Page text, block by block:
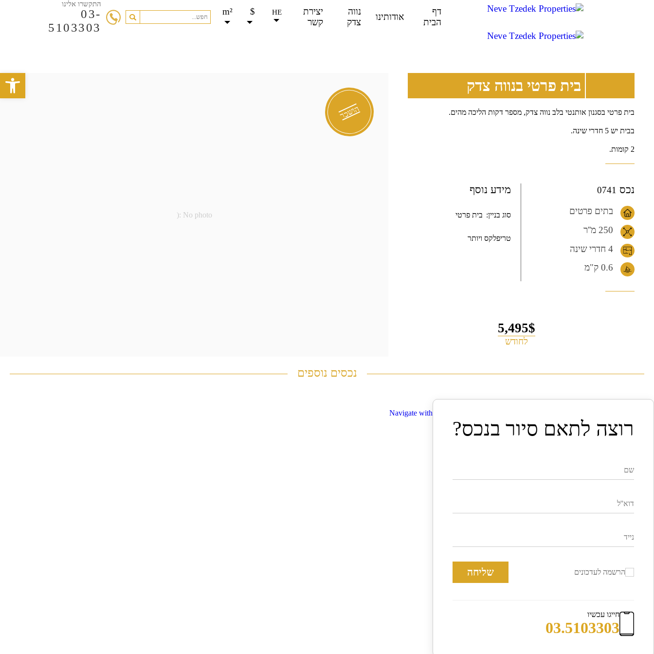
דף
הבית
אודותינו
נווה
צדק
יצירת
קשר
HE
$
m²
התקשרו אלינו
03-
5103303
הושכר
No photo :(
בית פרטי בנווה צדק
בית פרטי בסגנון אותנטי בלב נווה צדק, מספר דקות הליכה מהים.
בבית יש 5 חדרי שינה.
2 קומות.
נכס 0741
בתים פרטים
250 מ''ר
4 חדרי שינה
0.6 ק"מ
מידע נוסף
סוג בניין: בית פרטי
טריפלקס ויותר
5,495$
לחודש
נכסים נוספים
רוצה לתאם סיור בנכס?
הרשמה לעדכונים שליחה
חייגו עכשיו
03.5103303
Navigate with
פתח